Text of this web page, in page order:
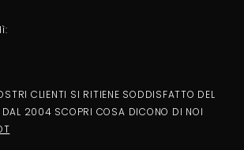
CLIENTI SI RITIENE SODDISFATTO DEL
DAL 2004 SCOPRI COSA DICONO DI NOI